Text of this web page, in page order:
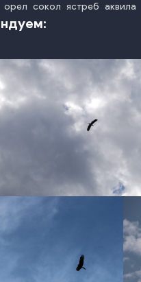
орел сокол ястреб аквила
photo